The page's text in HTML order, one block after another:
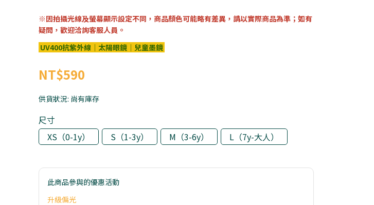
※因拍攝光線及螢幕顯示設定不同，商品顏色可能略有差異，請以實際商品為準；如有
疑問，歡迎洽詢客服人員。
UV400抗紫外線｜太陽眼鏡｜兒童墨鏡
NT$590
供貨狀況: 尚有庫存
尺寸
XS（0-1y）
S（1-3y） M（3-6y） L（7y-大人）
此商品參與的優惠活動
升級偏光